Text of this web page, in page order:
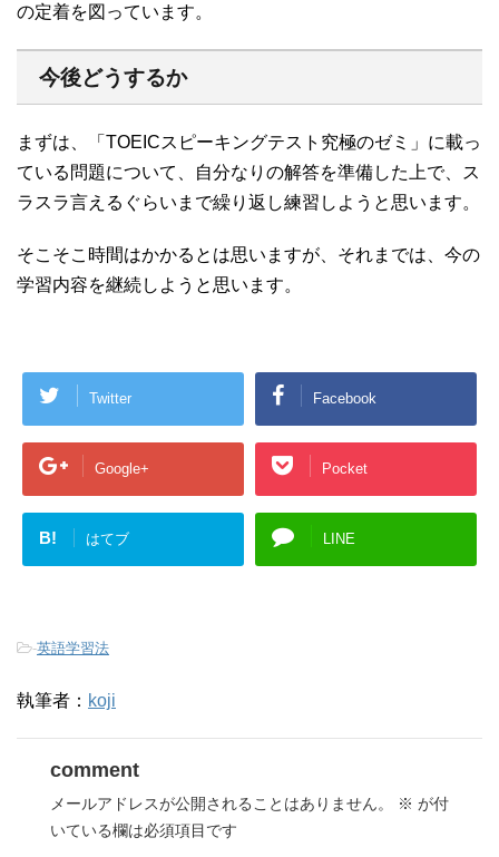
の定着を図っています。
今後どうするか
まずは、「TOEICスピーキングテスト究極のゼミ」に載っ
ている問題について、自分なりの解答を準備した上で、ス
ラスラ言えるぐらいまで繰り返し練習しようと思います。
そこそこ時間はかかるとは思いますが、それまでは、今の
学習内容を継続しようと思います。
Twitter Facebook
Google+ Pocket
B! はてブ LINE
-英語学習法
執筆者： koji
comment
メールアドレスが公開されることはありません。 ※ が付
いている欄は必須項目です